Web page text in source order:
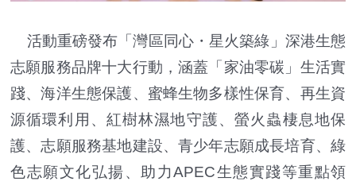
活動重磅發布「灣區同心・星火築綠」深港生態
志願服務品牌十大行動，涵蓋「家油零碳」生活實
踐、海洋生態保護、蜜蜂生物多樣性保育、再生資
源循環利用、紅樹林濕地守護、螢火蟲棲息地保
護、志願服務基地建設、青少年志願成長培育、綠
色志願文化弘揚、助力APEC生態實踐等重點領